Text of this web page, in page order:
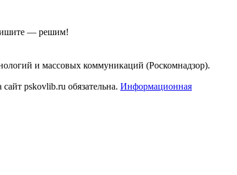
— решим!
и массовых коммуникаций (Роскомнадзор).
pskovlib.ru обязательна. Информационная